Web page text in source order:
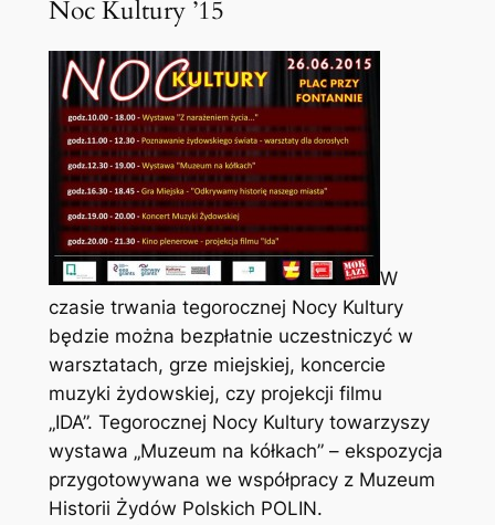
Noc Kultury ’15
W
czasie trwania tegorocznej Nocy Kultury
będzie można bezpłatnie uczestniczyć w
warsztatach, grze miejskiej, koncercie
muzyki żydowskiej, czy projekcji filmu
„IDA”. Tegorocznej Nocy Kultury towarzyszy
wystawa „Muzeum na kółkach” – ekspozycja
przygotowywana we współpracy z Muzeum
Historii Żydów Polskich POLIN.